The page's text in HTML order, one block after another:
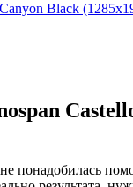
Black
понадобилась